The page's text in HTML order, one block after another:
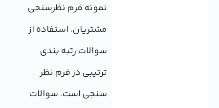
نمونه فرم نظرسنجی
مشتریان، استفاده از
سوالات رتبه بندی
ترتیبی در فرم نظر
سنجی است. سوالات